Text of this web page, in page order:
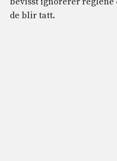
de blir tatt.